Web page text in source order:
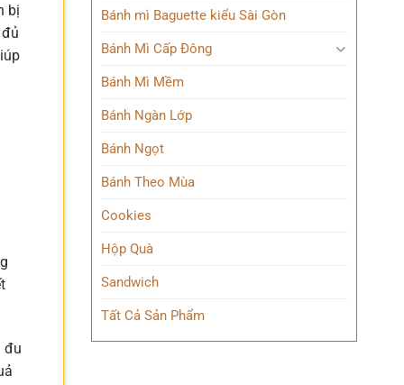
bị
đu
Bánh mì Baguette kiểu Sài Gòn
Bánh Mì Cấp Đông
Bánh Mì Mềm
Bánh Ngàn Lớp
Bánh Ngọt
Bánh Theo Mùa
Cookies
Hộp Quà
Sandwich
Tất Cả Sản Phẩm